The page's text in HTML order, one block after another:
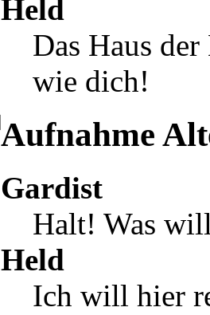
Held
Das Haus der
wie dich!
Aufnahme
Gardist
Halt! Was
Held
Ich will hier